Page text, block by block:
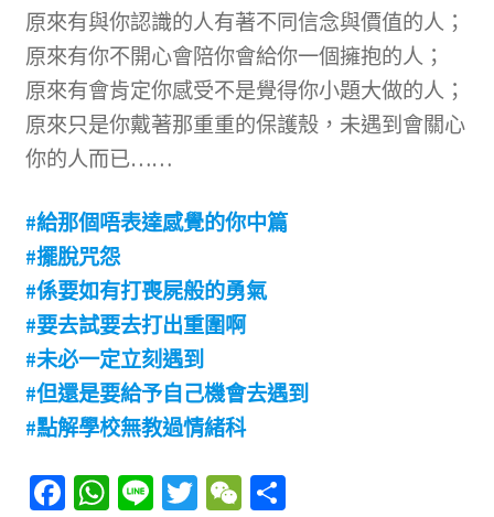
原來有與你認識的人有著不同信念與價值的人；
原來有你不開心會陪你會給你一個擁抱的人；
原來有會肯定你感受不是覺得你小題大做的人；
原來只是你戴著那重重的保護殼，未遇到會關心
你的人而已……
#給那個唔表達感覺的你中篇
#擺脫咒怨
#係要如有打喪屍般的勇氣
#要去試要去打出重圍啊
#未必一定立刻遇到
#但還是要給予自己機會去遇到
#點解學校無教過情緒科
Fa W Li T W 分